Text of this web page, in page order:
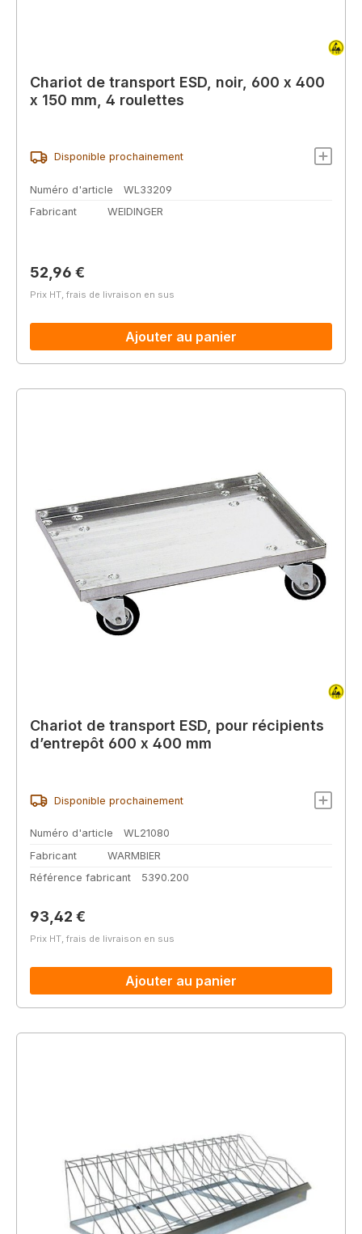
Chariot de transport ESD, noir, 600 x 400
x 150 mm, 4 roulettes
Disponible prochainement
Numéro d'article
WL33209
Fabricant
WEIDINGER
Prix régulier :
52,96 €
Prix HT, frais de livraison en sus
Ajouter au panier
Chariot de transport ESD, pour récipients
d’entrepôt 600 x 400 mm
Disponible prochainement
Numéro d'article
WL21080
Fabricant
WARMBIER
Référence fabricant
5390.200
Prix régulier :
93,42 €
Prix HT, frais de livraison en sus
Ajouter au panier